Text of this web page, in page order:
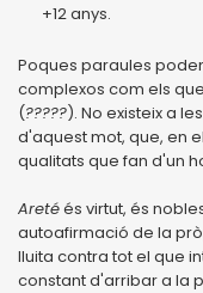
+12 anys.
Poques paraules
complexos com els
(?????). No existeix a
d'aquest mot, que, en
qualitats que fan d'un
Aretéés virtut, és
autoafirmació de la
lluita contra tot el que
constant d'arribar a la